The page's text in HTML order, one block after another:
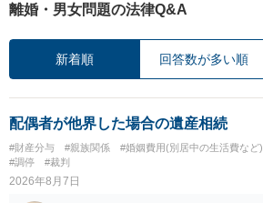
離婚・男女問題の法律Q&A
新着順 回答数が多い順
配偶者が他界した場合の遺産相続
#財産分与 #親族関係 #婚姻費用(別居中の生活費など)
#調停
#裁判
2026年8月7日